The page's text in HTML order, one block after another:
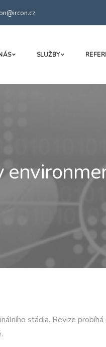
SLUŽBY
stádia. Revize